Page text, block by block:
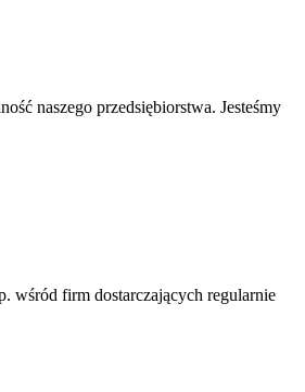
naszego przedsiębiorstwa. Jesteśmy
wśród firm dostarczających regularnie